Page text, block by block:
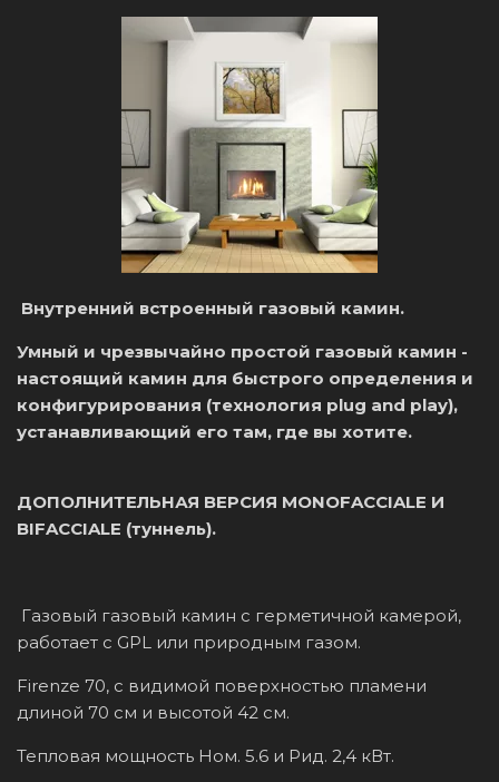
Внутренний встроенный газовый камин.
Умный и чрезвычайно простой газовый камин -
настоящий камин для быстрого определения и
конфигурирования (технология plug and play),
устанавливающий его там, где вы хотите.
ДОПОЛНИТЕЛЬНАЯ ВЕРСИЯ MONOFACCIALE И
BIFACCIALE (туннель).
Газовый газовый камин с герметичной камерой,
работает с GPL или природным газом.
Firenze 70, с видимой поверхностью пламени
длиной 70 см и высотой 42 см.
Тепловая мощность Ном. 5.6 и Рид. 2,4 кВт.